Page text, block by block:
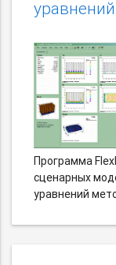
уравнений
Программа
сценарных
уравнений